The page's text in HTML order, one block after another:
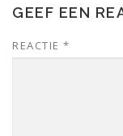
GEEF EEN
REACTIE *